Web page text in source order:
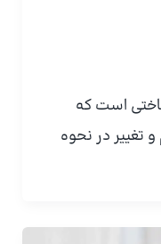
است که
تغییر در نحوه